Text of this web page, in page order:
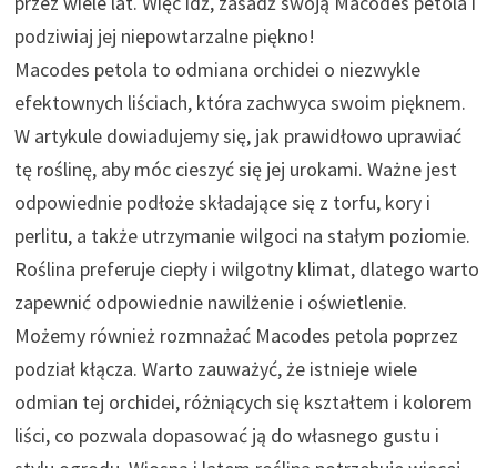
podziwiaj jej niepowtarzalne piękno!
Macodes petola to odmiana orchidei o niezwykle
efektownych liściach, która zachwyca swoim pięknem.
W artykule dowiadujemy się, jak prawidłowo uprawiać
tę roślinę, aby móc cieszyć się jej urokami. Ważne jest
odpowiednie podłoże składające się z torfu, kory i
perlitu, a także utrzymanie wilgoci na stałym poziomie.
Roślina preferuje ciepły i wilgotny klimat, dlatego warto
zapewnić odpowiednie nawilżenie i oświetlenie.
Możemy również rozmnażać Macodes petola poprzez
podział kłącza. Warto zauważyć, że istnieje wiele
odmian tej orchidei, różniących się kształtem i kolorem
liści, co pozwala dopasować ją do własnego gustu i